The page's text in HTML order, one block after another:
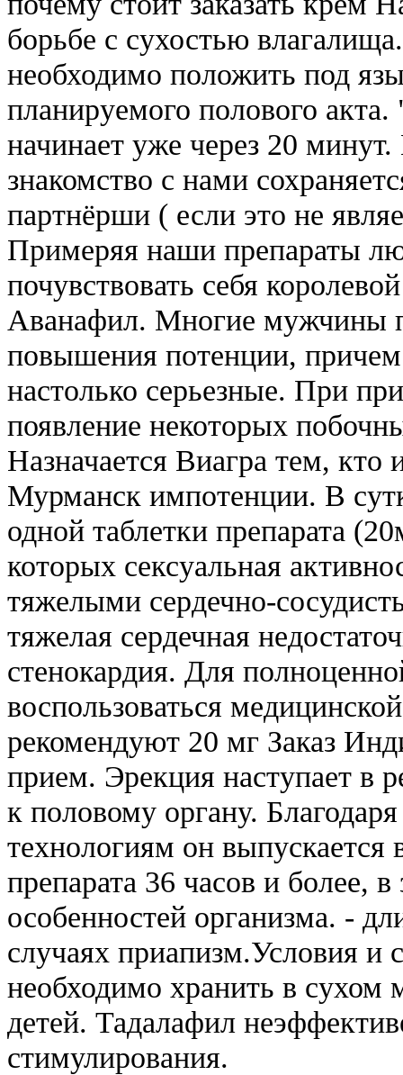
борьбе с сухостью
необходимо положить под
планируемого полового
начинает уже через 20
знакомство с нами
партнёрши ( если это не
Примеряя наши препараты
почувствовать себя
Аванафил. Многие мужчины
повышения потенции,
настолько серьезные. При
появление некоторых
Назначается Виагра тем, кто
Мурманск импотенции. В
одной таблетки препарата
которых сексуальная
тяжелыми сердечно-
тяжелая сердечная
стенокардия. Для
воспользоваться
рекомендуют 20 мг Заказ
прием. Эрекция наступает в
к половому органу.
технологиям он выпускается
препарата 36 часов и более,
особенностей организма. -
случаях приапизм.Условия и
необходимо хранить в сухом
детей. Тадалафил
стимулирования.